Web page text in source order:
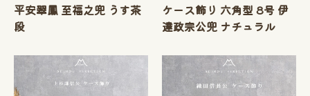
平安翠鳳 至福之兜 うす茶
段
ケース飾り 六角型 8号 伊
達政宗公兜 ナチュラル